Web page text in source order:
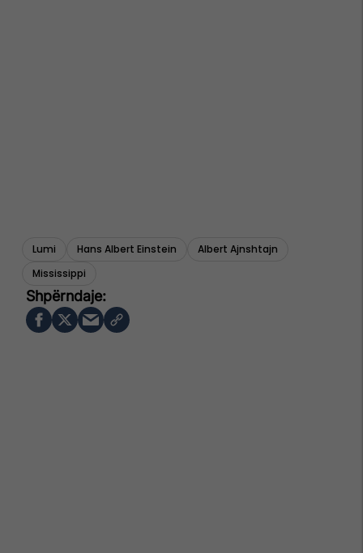
Lumi Hans Albert Einstein
Albert Ajnshtajn
Mississippi